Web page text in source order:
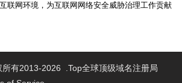
联网环境，为互联网网络安全威胁治理工作贡献
所有2013-2026 .Top全球顶级域名注册局